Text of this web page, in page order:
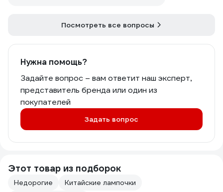
Посмотреть все вопросы
Нужна помощь?
Задайте вопрос – вам ответит наш эксперт,
представитель бренда или один из
покупателей
Задать вопрос
Этот товар из подборок
Недорогие
Китайские лампочки